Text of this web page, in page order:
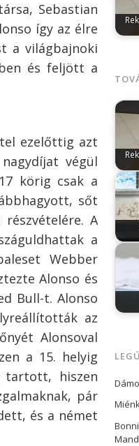
Sebastian
így az élre
a világbajnoki
és feljött a
ezelőttig azt
végül
körig csak a
sőt
A
a
Webber
Alonso és
Bull-t. Alonso
az
Alonsoval
a 15. helyig
tartott, hiszen
pár
és a német